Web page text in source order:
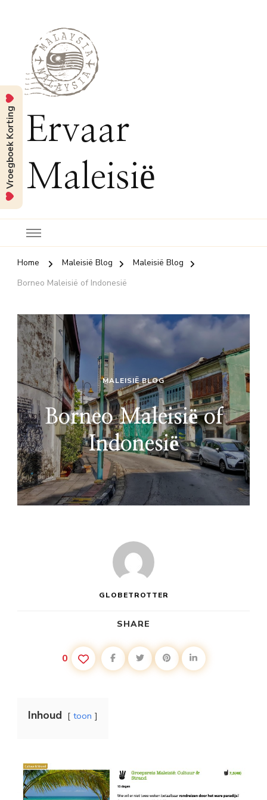
Ervaar
Maleisië
Home Maleisië Blog
Maleisië Blog
Borneo Maleisië of Indonesië
MALEISIË BLOG
Borneo Maleisië of
Indonesië
GLOBETROTTER
SHARE
0
Inhoud toon
Vroegboek Korting